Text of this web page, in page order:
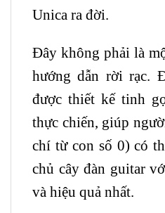
Unica ra đời.
Đây không phải là
hướng dẫn rời rạc.
được thiết kế tinh
thực chiến, giúp
chí từ con số 0) có
chủ cây đàn guitar
và hiệu quả nhất.